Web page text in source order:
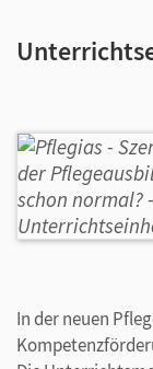
In der neuen